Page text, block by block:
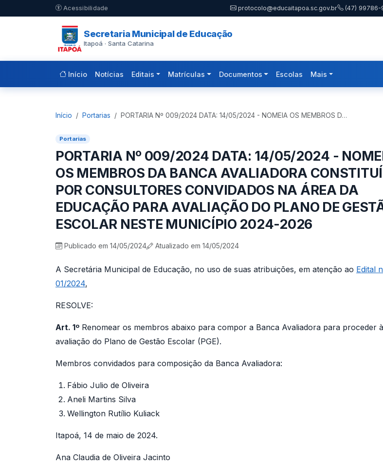
Pular para o conteúdo principal
Acessibilidade protocolo@educaitapoa.sc.gov.br (47) 99786-
Secretaria Municipal de Educação
Itapoá · Santa Catarina
Início Notícias Editais Matrículas Documentos Escolas Mais
Início Portarias PORTARIA Nº 009/2024 DATA: 14/05/2024 - NOMEIA OS MEMBROS D…
Portarias
PORTARIA Nº 009/2024 DATA: 14/05/2024 -
OS MEMBROS DA BANCA AVALIADORA
POR CONSULTORES CONVIDADOS NA ÁREA DA
EDUCAÇÃO PARA AVALIAÇÃO DO PLANO DE
ESCOLAR NESTE MUNICÍPIO 2024-2026
Publicado em 14/05/2024 Atualizado em 14/05/2024
A Secretária Municipal de Educação, no uso de suas atribuições, em atenção ao Edital
01/2024,
RESOLVE:
Art. 1º Renomear os membros abaixo para compor a Banca Avaliadora para proceder à
avaliação do Plano de Gestão Escolar (PGE).
Membros convidados para composição da Banca Avaliadora:
Fábio Julio de Oliveira
Aneli Martins Silva
Wellington Rutílio Kuliack
Itapoá, 14 de maio de 2024.
Ana Claudia de Oliveira Jacinto